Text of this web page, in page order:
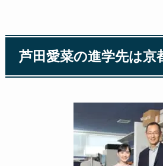
芦田愛菜の進学先は京